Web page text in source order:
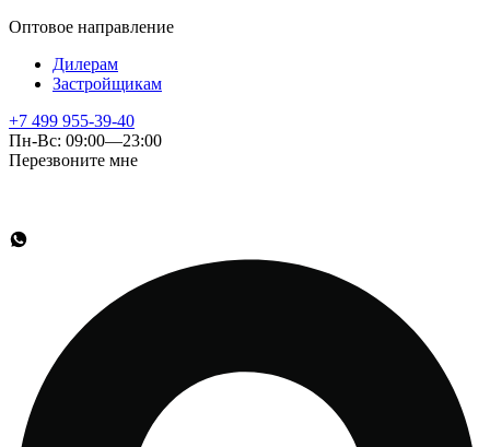
Оптовое направление
Дилерам
Застройщикам
+7 499 955-39-40
Пн-Вс: 09:00—23:00
Перезвоните мне